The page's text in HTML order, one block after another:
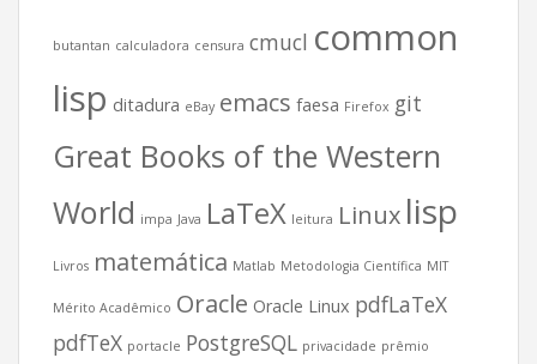
butantan calculadora censura cmucl common
lisp ditadura eBay emacs faesa Firefox git
Great Books of the Western
World impa Java LaTeX leitura Linux lisp
Livros matemática Matlab Metodologia Científica MIT
Mérito Acadêmico Oracle Oracle Linux pdfLaTeX
pdfTeX portacle PostgreSQL privacidade prêmio